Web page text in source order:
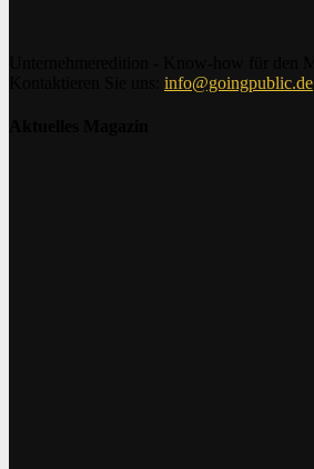
info@goingpublic.de